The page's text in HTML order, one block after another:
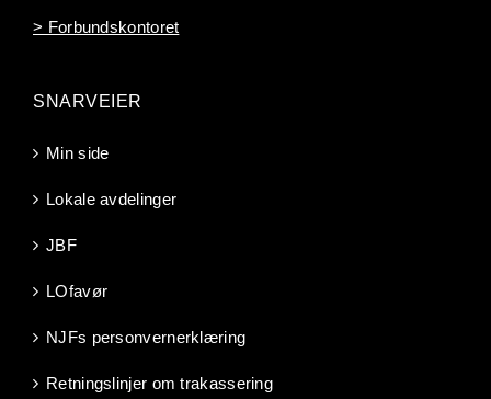
> Forbundskontoret
SNARVEIER
Min side
Lokale avdelinger
JBF
LOfavør
NJFs personvernerklæring
Retningslinjer om trakassering